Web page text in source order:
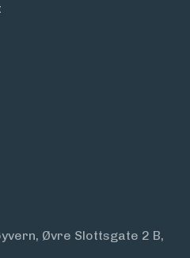
Øvre Slottsgate 2 B,